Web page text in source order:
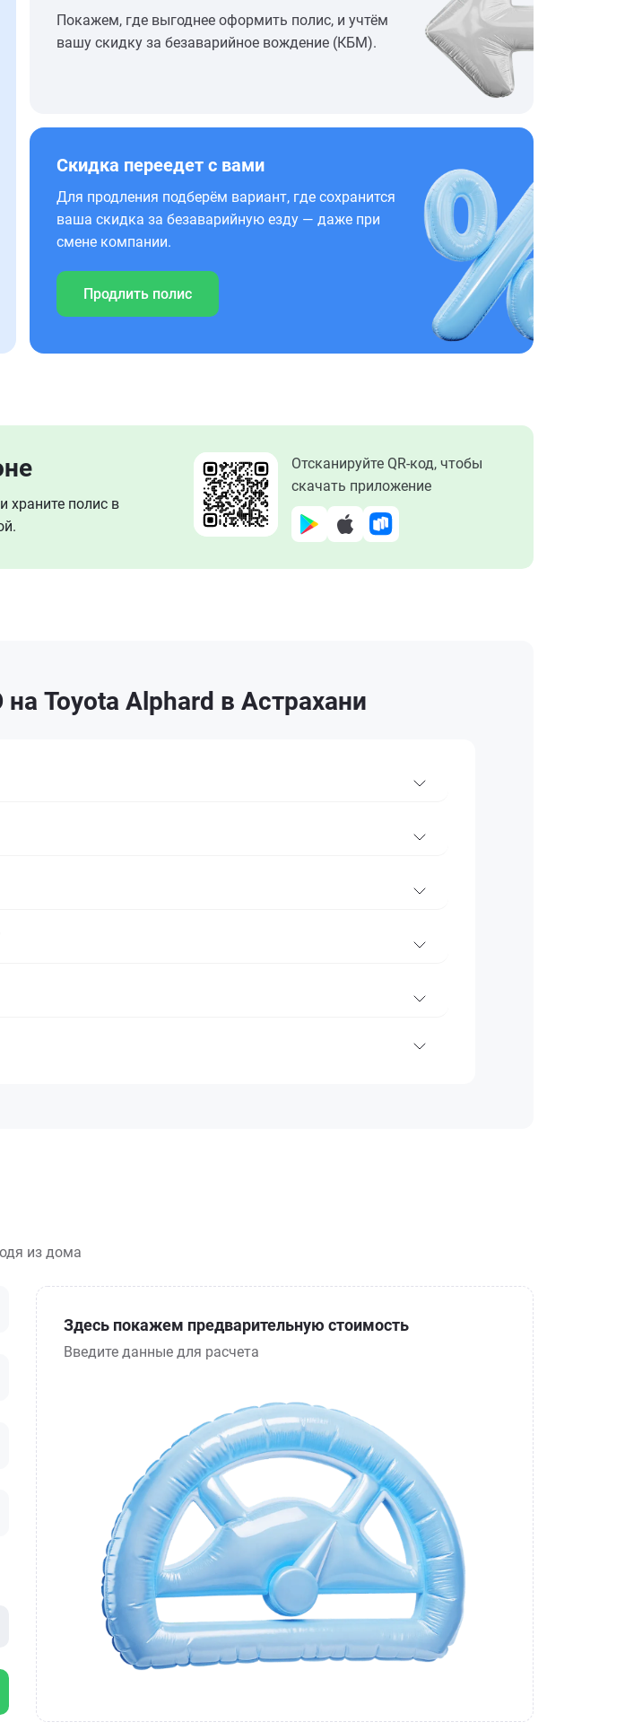
Покажем, где выгоднее оформить полис, и учтём
вашу скидку за безаварийное вождение (КБМ).
Скидка переедет с вами
Для продления подберём вариант, где сохранится
ваша скидка за безаварийную езду — даже при
смене компании.
Продлить полис
храните полис в
Отсканируйте QR-код, чтобы
скачать приложение
Toyota Alphard в Астрахани
из дома
Здесь покажем предварительную стоимость
Введите данные для расчета